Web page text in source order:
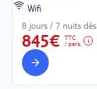
Wifi
8 jours / 7 nuits dès
845€
TTC
/ pers.